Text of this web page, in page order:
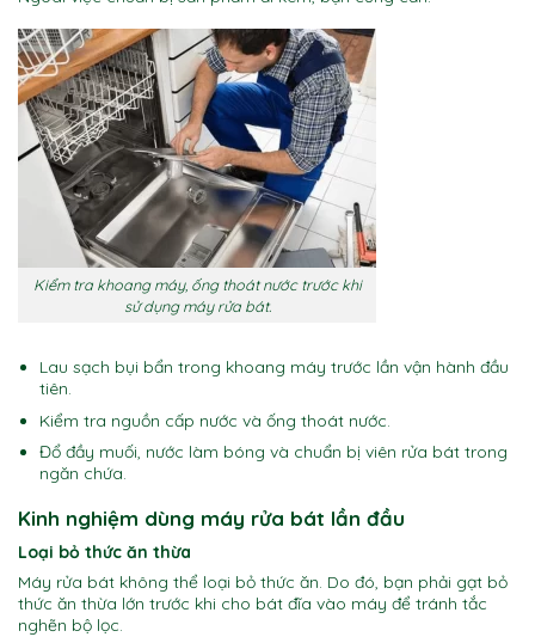
Kiểm tra khoang máy, ống thoát nước trước khi
sử dụng máy rửa bát.
Lau sạch bụi bẩn trong khoang máy trước lần vận hành đầu
tiên.
Kiểm tra nguồn cấp nước và ống thoát nước.
Đổ đầy muối, nước làm bóng và chuẩn bị viên rửa bát trong
ngăn chứa.
Kinh nghiệm dùng máy rửa bát lần đầu
Loại bỏ thức ăn thừa
Máy rửa bát không thể loại bỏ thức ăn. Do đó, bạn phải gạt bỏ
thức ăn thừa lớn trước khi cho bát đĩa vào máy để tránh tắc
nghẽn bộ lọc.